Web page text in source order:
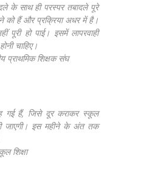
के साथ ही परस्पर तबादले पूरे
को हैं और प्रक्रिया अधर में है।
पूरी हो पाई। इसमें लापरवाही
चाहिए।
प्राथमिक शिक्षक संघ
गई हैं, जिसे दूर कराकर स्कूल
जाएगी। इस महीने के अंत तक
शिक्षा